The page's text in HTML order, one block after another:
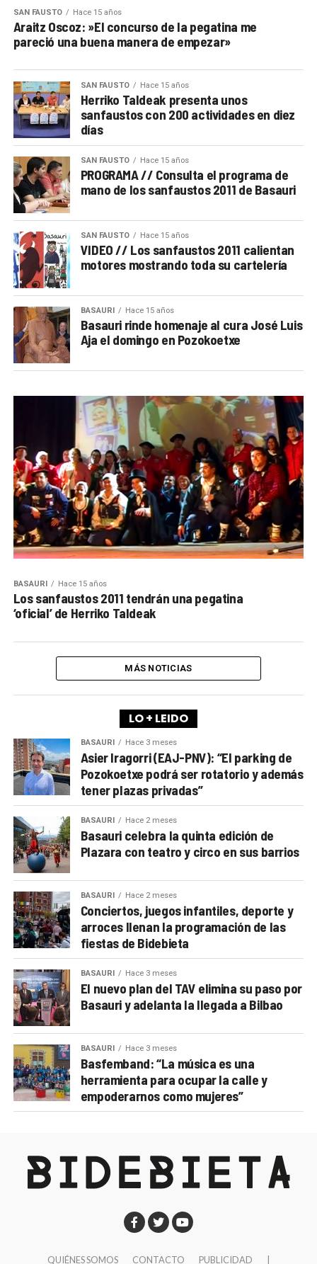
SAN FAUSTO Hace 15 años
Araitz Oscoz: »El concurso de la pegatina me
pareció una buena manera de empezar»
SAN FAUSTO Hace 15 años
Herriko Taldeak presenta unos
sanfaustos con 200 actividades en diez
días
SAN FAUSTO Hace 15 años
PROGRAMA // Consulta el programa de
mano de los sanfaustos 2011 de Basauri
SAN FAUSTO Hace 15 años
VIDEO // Los sanfaustos 2011 calientan
motores mostrando toda su cartelería
BASAURI Hace 15 años
Basauri rinde homenaje al cura José Luis
Aja el domingo en Pozokoetxe
BASAURI Hace 15 años
Los sanfaustos 2011 tendrán una pegatina
‘oficial’ de Herriko Taldeak
MÁS NOTICIAS
LO + LEIDO
BASAURI Hace 3 meses
Asier Iragorri (EAJ-PNV): “El parking de
Pozokoetxe podrá ser rotatorio y además
tener plazas privadas”
BASAURI Hace 2 meses
Basauri celebra la quinta edición de
Plazara con teatro y circo en sus barrios
BASAURI Hace 2 meses
Conciertos, juegos infantiles, deporte y
arroces llenan la programación de las
fiestas de Bidebieta
BASAURI Hace 3 meses
El nuevo plan del TAV elimina su paso por
Basauri y adelanta la llegada a Bilbao
BASAURI Hace 3 meses
Basfemband: “La música es una
herramienta para ocupar la calle y
empoderarnos como mujeres”
QUIÉNES SOMOS CONTACTO PUBLICIDAD